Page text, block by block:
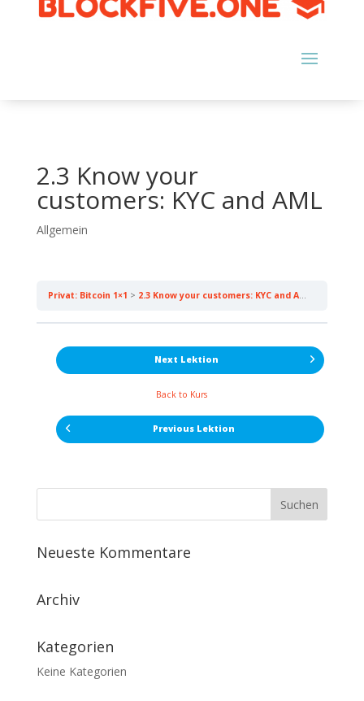
2.3 Know your
customers: KYC and AML
Allgemein
Privat: Bitcoin 1×1 2.3 Know your customers: KYC and AML
Previous Lektion
Back to Kurs
Next Lektion
Neueste Kommentare
Archiv
Kategorien
Keine Kategorien